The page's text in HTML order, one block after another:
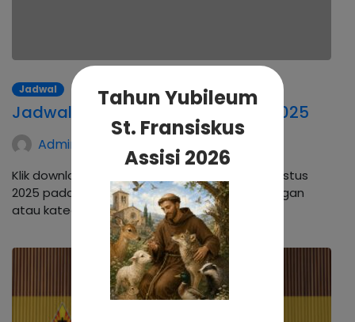
Jadwal
Jadwal Petugas Liturgi Agustus 2025
Admin Kalvari
Klik download jadwal petugas liturgi bulan Agustus
2025 pada link dibawah ini. Harap setiap linkungan
atau kategorial yang bertugas dapat…
Tahun Yubileum
St. Fransiskus
Assisi 2026